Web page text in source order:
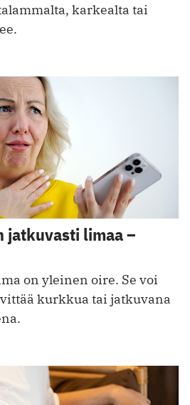
karkealta tai
jatkuvasti limaa –
on yleinen oire. Se voi
kurkkua tai jatkuvana